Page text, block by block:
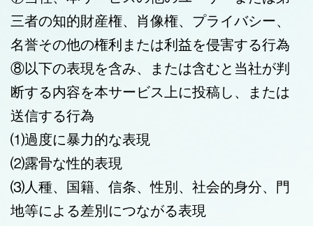
三者の知的財産権、肖像権、プライバシー、
名誉その他の権利または利益を侵害する行為
⑧以下の表現を含み、または含むと当社が判
断する内容を本サービス上に投稿し、または
送信する行為
⑴過度に暴力的な表現
⑵露骨な性的表現
⑶人種、国籍、信条、性別、社会的身分、門
地等による差別につながる表現